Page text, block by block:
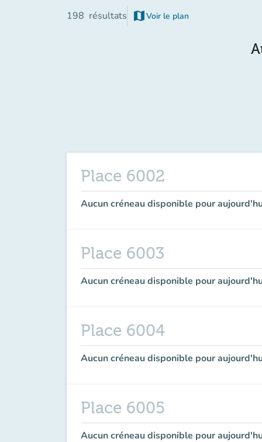
198 résultats map Voir le plan
(nouvel onglet)
Place 6002
Aucun créneau disponible pour
Place 6003
Aucun créneau disponible pour
Place 6004
Aucun créneau disponible pour
Place 6005
Aucun créneau disponible pour